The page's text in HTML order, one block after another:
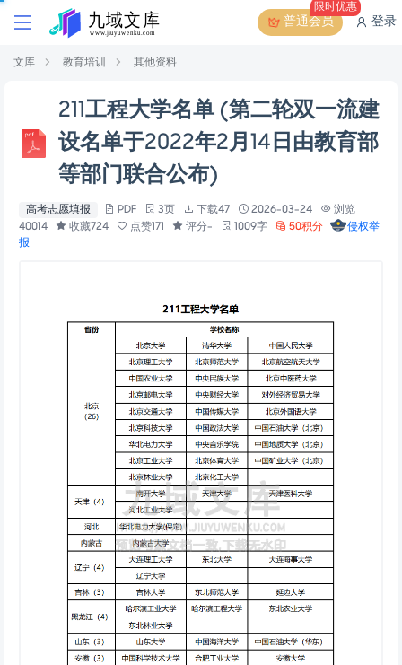
普通会员
限时优惠
登录
文库 教育培训 其他资料
211工程大学名单 (第二轮双一流建
设名单于2022年2月14日由教育部
等部门联合公布)
高考志愿填报 PDF 3页 下载47 2026-03-24
浏览
40014
收藏724 点赞171 评分- 1009字 50积分
侵权举
报